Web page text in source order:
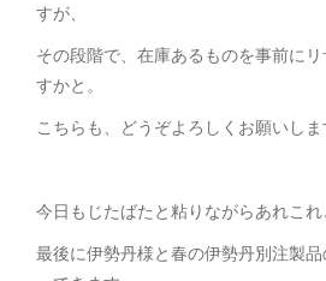
すが、
その段階で、在庫あるものを事前に
すかと。
こちらも、どうぞよろしくお願いしま
今日もじたばたと粘りながらあれこれ
最後に伊勢丹様と春の伊勢丹別注製